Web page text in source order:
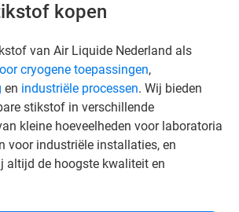
kopen
van Air Liquide Nederland als
cryogene toepassingen,
en industriële processen. Wij bieden
stikstof in verschillende
kleine hoeveelheden voor laboratoria
voor industriële installaties, en
altijd de hoogste kwaliteit en